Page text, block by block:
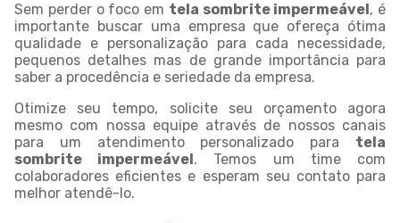
Sem perder o foco em tela sombrite impermeável, é
importante buscar uma empresa que ofereça ótima
qualidade e personalização para cada necessidade,
pequenos detalhes mas de grande importância para
saber a procedência e seriedade da empresa.
Otimize seu tempo, solicite seu orçamento agora
mesmo com nossa equipe através de nossos canais
para um atendimento personalizado para tela
sombrite impermeável. Temos um time com
colaboradores eficientes e esperam seu contato para
melhor atendê-lo.